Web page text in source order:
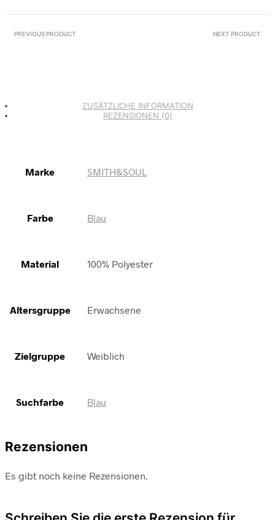
PREVIOUS PRODUCT NEXT PRODUCT
ZUSÄTZLICHE INFORMATION
REZENSIONEN (0)
Marke SMITH&SOUL
Farbe Blau
Material 100% Polyester
Altersgruppe Erwachsene
Zielgruppe Weiblich
Suchfarbe Blau
Rezensionen
Es gibt noch keine Rezensionen.